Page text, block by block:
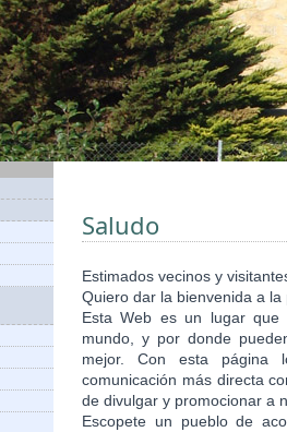
Saludo
Estimados vecinos y
Quiero dar la bienvenida a
Esta Web es un lugar
mundo, y por donde
mejor. Con esta página
comunicación más directa
de divulgar y promocionar a
Escopete un pueblo de